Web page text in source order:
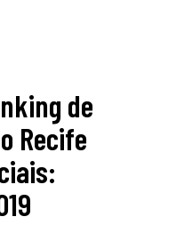
de
Recife